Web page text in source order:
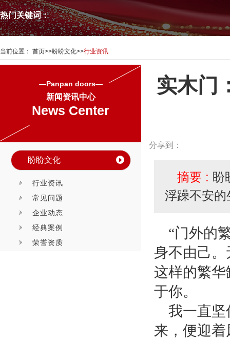
热门关键词：
当前位置： 首页>>盼盼文化>>行业资讯
—Panpan doors—
新闻资讯中心
News Center
盼盼文化
行业资讯
常见问题
企业动态
经典案例
荣誉资质
实木门
分享到：
摘要 : 盼
浮躁不安
“门外的
身不由己
这样的繁
于你。
我一直坚
来，便迎